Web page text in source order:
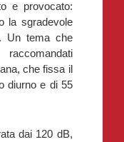
e provocato:
la sgradevole
Un tema che
che fissa il
diurno e di 55
dai 120 dB,